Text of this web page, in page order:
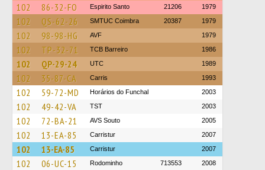
102 86-32-FO Espirito Santo 21206 1979
102 QS-62-26 SMTUC Coimbra 20387 1979
102 98-98-HG AVF 1979
102 TP-32-71 TCB Barreiro 1986
102 QP-29-24 UTC 1989
102 35-87-CA Carris 1993
102 59-72-MD Horários do Funchal 2003
102 49-42-VA TST 2003
102 72-BA-21 AVS Souto 2005
102 13-EA-85 Carristur 2007
102 13-EA-85 Carristur 2007
102 06-UC-15 Rodominho 713553 2008